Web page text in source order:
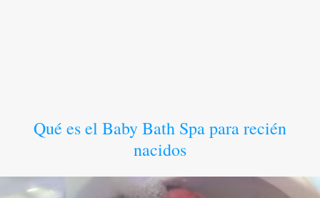
Qué es el Baby Bath Spa para recién
nacidos